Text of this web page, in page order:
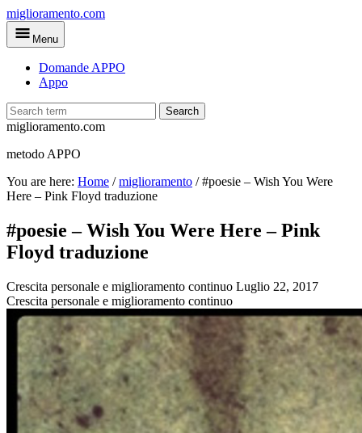
Skip
to
main
miglioramento.com
Menu
Domande APPO
Appo
Search
miglioramento.com
metodo APPO
You are here: Home /miglioramento /#poesie – Wish You Were
Here – Pink Floyd traduzione
#poesie – Wish You Were Here – Pink
Floyd traduzione
Crescita personale e miglioramento continuo Luglio 22, 2017
Crescita personale e miglioramento continuo